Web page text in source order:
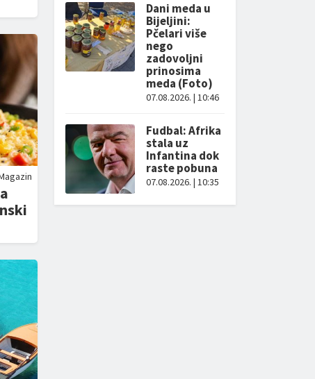
Dani meda u
Bijeljini:
Pčelari više
nego
zadovoljni
prinosima
meda (Foto)
07.08.2026. | 10:46
Fudbal: Afrika
stala uz
Infantina dok
raste pobuna
07.08.2026. | 10:35